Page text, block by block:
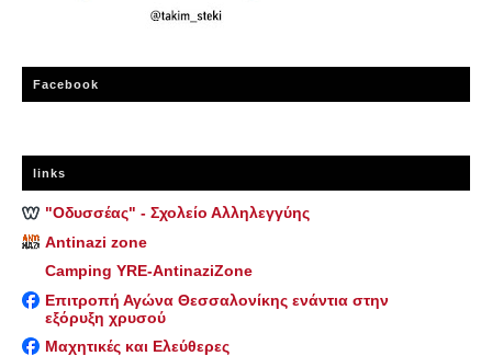
Facebook
links
"Οδυσσέας" - Σχολείο Αλληλεγγύης
Antinazi zone
Camping YRE-AntinaziZone
Επιτροπή Αγώνα Θεσσαλονίκης ενάντια στην
εξόρυξη χρυσού
Μαχητικές και Ελεύθερες